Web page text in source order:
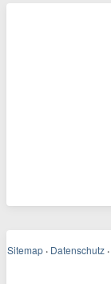
Sitemap · Datenschutz ·